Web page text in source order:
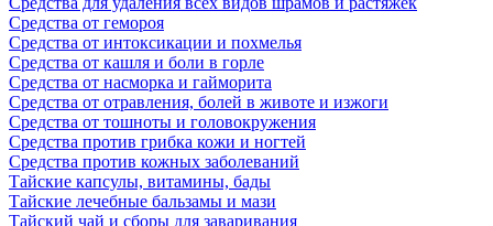
Средства от гемороя
Средства от интоксикации и похмелья
Средства от кашля и боли в горле
Средства от насморка и гайморита
Средства от отравления, болей в животе и изжоги
Средства от тошноты и головокружения
Средства против грибка кожи и ногтей
Средства против кожных заболеваний
Тайские капсулы, витамины, бады
Тайские лечебные бальзамы и мази
Тайский чай и сборы для заваривания